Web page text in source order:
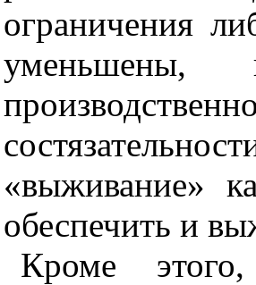
ограничения
уменьшены,
«выживание»
обеспечить и
Кроме этого,